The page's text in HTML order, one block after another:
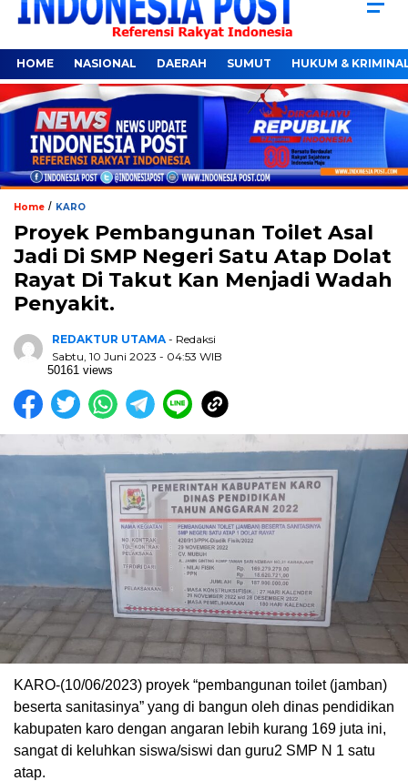
HOME NASIONAL DAERAH SUMUT HUKUM &
Home / KARO
Proyek Pembangunan Toilet Asal
Jadi Di SMP Negeri Satu Atap Dolat
Rayat Di Takut Kan Menjadi Wadah
Penyakit.
REDAKTUR UTAMA - Redaksi
Sabtu, 10 Juni 2023 - 04:53 WIB
50161 views
KARO-(10/06/2023) proyek “pembangunan toilet (jamban)
beserta sanitasinya” yang di bangun oleh dinas pendidikan
kabupaten karo dengan angaran lebih kurang 169 juta ini,
sangat di keluhkan siswa/siswi dan guru2 SMP N 1 satu
atap.